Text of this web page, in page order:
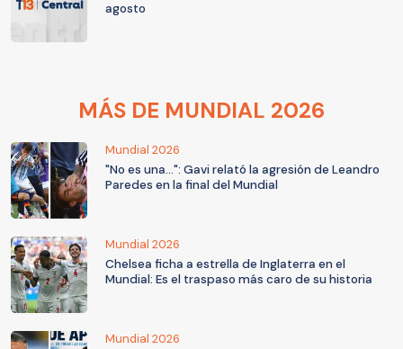
agosto
MÁS DE MUNDIAL 2026
Mundial 2026
"No es una...": Gavi relató la agresión de Leandro
Paredes en la final del Mundial
Mundial 2026
Chelsea ficha a estrella de Inglaterra en el
Mundial: Es el traspaso más caro de su historia
Mundial 2026